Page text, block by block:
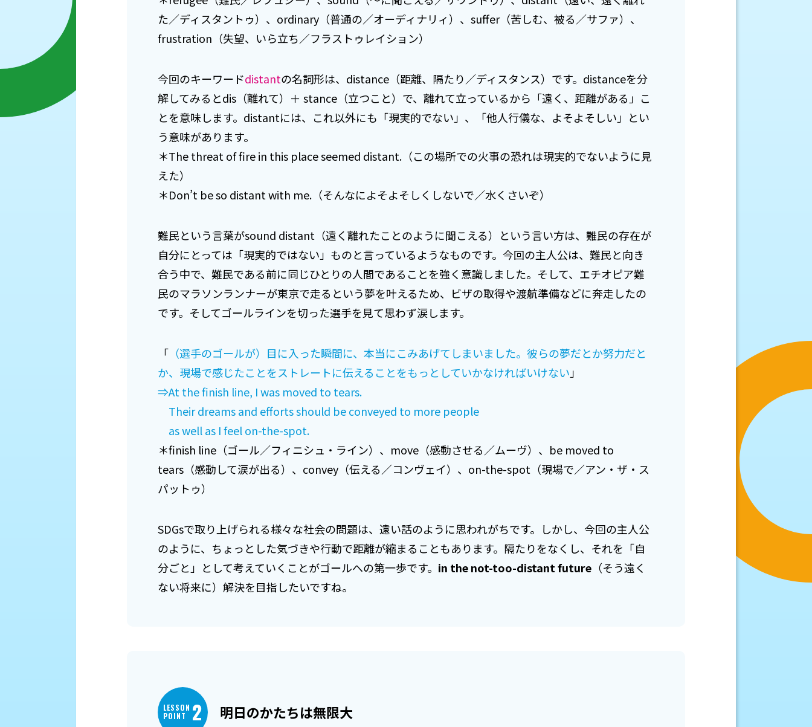
た／ディスタントゥ）、ordinary（普通の／オーディナリィ）、suffer（苦しむ、被る／サファ）、
frustration（失望、いら立ち／フラストゥレイション）
今回のキーワードdistantの名詞形は、distance（距離、隔たり／ディスタンス）です。distanceを分
解してみるとdis（離れて）＋ stance（立つこと）で、離れて立っているから「遠く、距離がある」こ
とを意味します。distantには、これ以外にも「現実的でない」、「他人行儀な、よそよそしい」とい
う意味があります。
＊The threat of fire in this place seemed distant.（この場所での火事の恐れは現実的でないように見
えた）
＊Don’t be so distant with me.（そんなによそよそしくしないで／水くさいぞ）
難民という言葉がsound distant（遠く離れたことのように聞こえる）という言い方は、難民の存在が
自分にとっては「現実的ではない」ものと言っているようなものです。今回の主人公は、難民と向き
合う中で、難民である前に同じひとりの人間であることを強く意識しました。そして、エチオピア難
民のマラソンランナーが東京で走るという夢を叶えるため、ビザの取得や渡航準備などに奔走したの
です。そしてゴールラインを切った選手を見て思わず涙します。
「（選手のゴールが）目に入った瞬間に、本当にこみあげてしまいました。彼らの夢だとか努力だと
か、現場で感じたことをストレートに伝えることをもっとしていかなければいけない 」
⇒At the finish line, I was moved to tears.
Their dreams and efforts should be conveyed to more people
as well as I feel on-the-spot.
＊finish line（ゴール／フィニシュ・ライン）、move（感動させる／ムーヴ）、be moved to
tears（感動して涙が出る）、convey（伝える／コンヴェイ）、on-the-spot（現場で／アン・ザ・ス
パットゥ）
SDGsで取り上げられる様々な社会の問題は、遠い話のように思われがちです。しかし、今回の主人公
のように、ちょっとした気づきや行動で距離が縮まることもあります。隔たりをなくし、それを「自
分ごと」として考えていくことがゴールへの第一歩です。 in the not-too-distant future（そう遠く
ない将来に）解決を目指したいですね。
LESSON
POINT
2 明日のかたちは無限大